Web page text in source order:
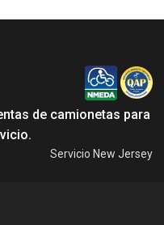
de camionetas para
Servicio New Jersey